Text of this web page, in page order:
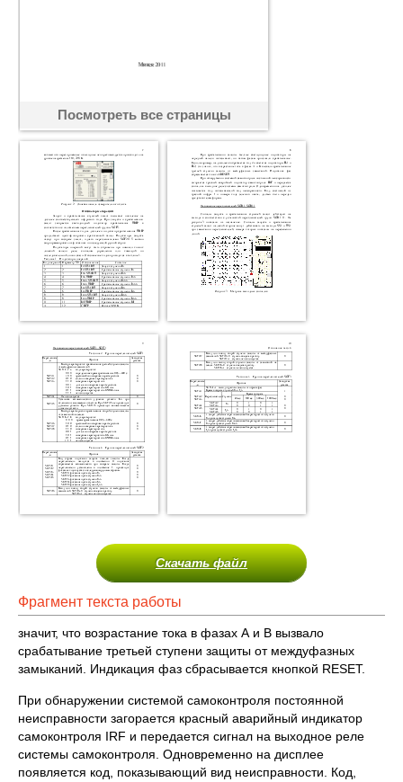
Посмотреть все страницы
Скачать файл
Фрагмент текста работы
значит, что возрастание тока в фазах А и В вызвало
срабатывание третьей ступени защиты от междуфазных
замыканий. Индикация фаз сбрасывается кнопкой RESET.
При обнаружении системой самоконтроля постоянной
неисправности загорается красный аварийный индикатор
самоконтроля IRF и передается сигнал на выходное реле
системы самоконтроля. Одновременно на дисплее
появляется код, показывающий вид неисправности. Код,